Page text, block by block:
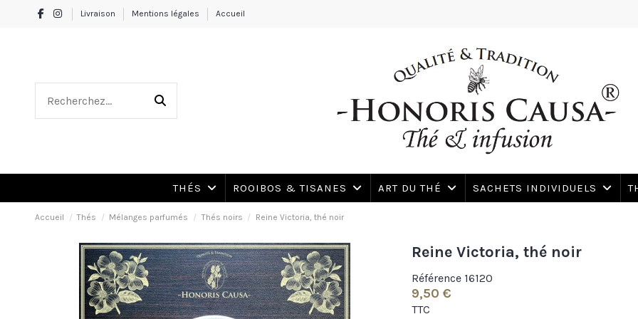
Livraison Mentions légales Accueil
THÉS ROOIBOS & TISANES ART DU THÉ SACHETS INDIVIDUELS
Accueil Thés Mélanges parfumés Thés noirs Reine Victoria, thé noir
Reine Victoria, thé noir
Référence 16120
9,50 €
TTC